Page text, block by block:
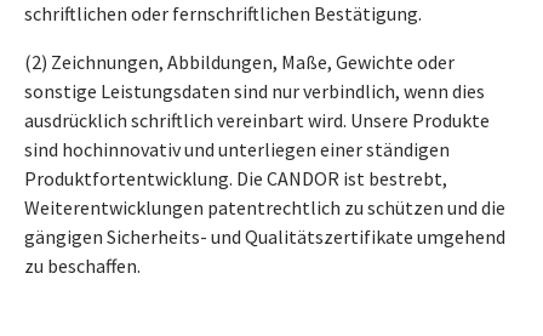
schriftlichen oder fernschriftlichen Bestätigung.
(2) Zeichnungen, Abbildungen, Maße, Gewichte oder
sonstige Leistungsdaten sind nur verbindlich, wenn dies
ausdrücklich schriftlich vereinbart wird. Unsere Produkte
sind hochinnovativ und unterliegen einer ständigen
Produktfortentwicklung. Die CANDOR ist bestrebt,
Weiterentwicklungen patentrechtlich zu schützen und die
gängigen Sicherheits- und Qualitätszertifikate umgehend
zu beschaffen.